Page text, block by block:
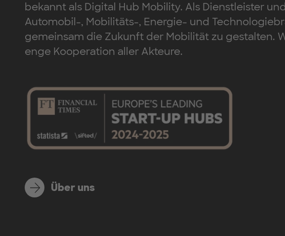
bekannt als Digital Hub Mobility. Als Dienstleister
Automobil-, Mobilitäts-, Energie- und
gemeinsam die Zukunft der Mobilität zu gestalten.
enge Kooperation aller Akteure.
Über uns